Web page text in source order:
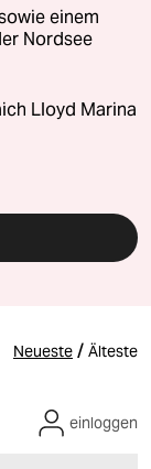
einem
Nordsee
Lloyd Marina
Neueste / Älteste
einloggen